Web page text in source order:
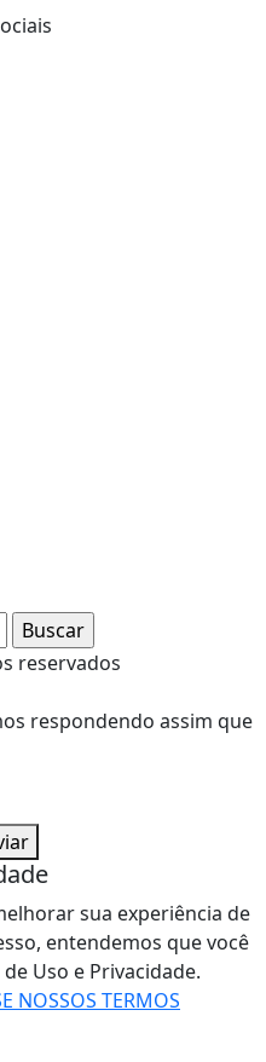
reservados
respondendo assim que
sua experiência de
entendemos que você
Uso e Privacidade.
NOSSOS TERMOS